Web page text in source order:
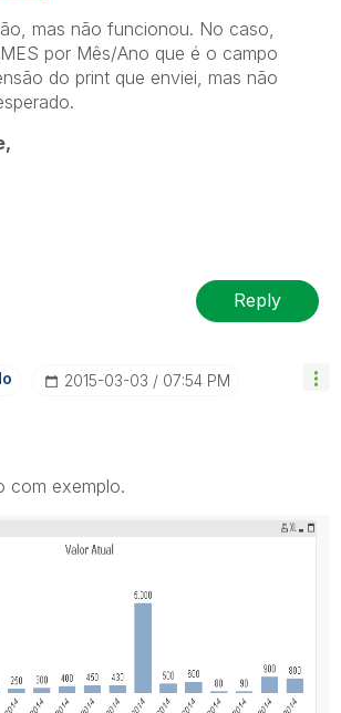
mas não funcionou. No caso,
por Mês/Ano que é o campo
do print que enviei, mas não
Reply
‎2015-03-03 07:54 PM
com exemplo.